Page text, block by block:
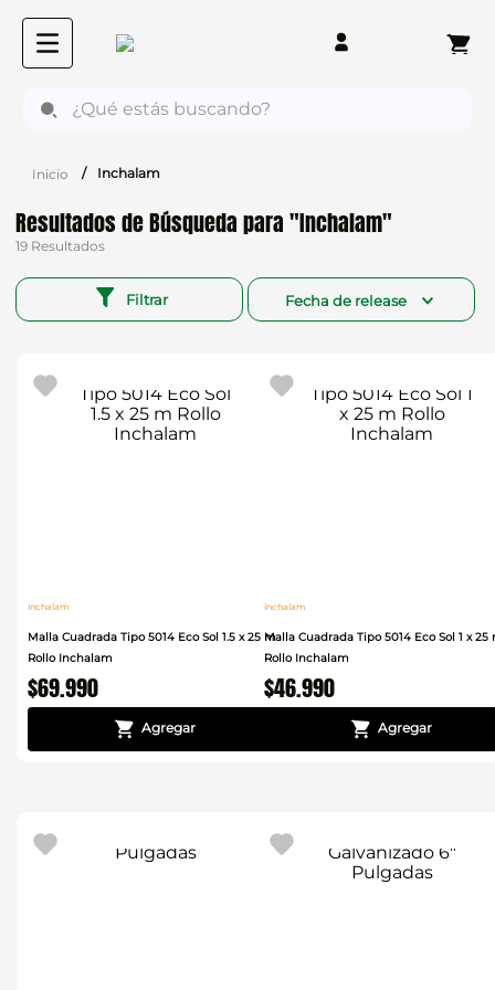
Inchalam
Inchalam
19
Filtrar Fecha de release
Inchalam
Malla Cuadrada Tipo 5014 Eco Sol 1.5 x 25 m
Rollo Inchalam
$69.990
Inchalam
Malla Cuadrada Tipo 5014 Eco Sol 1 x 25
Rollo Inchalam
$46.990